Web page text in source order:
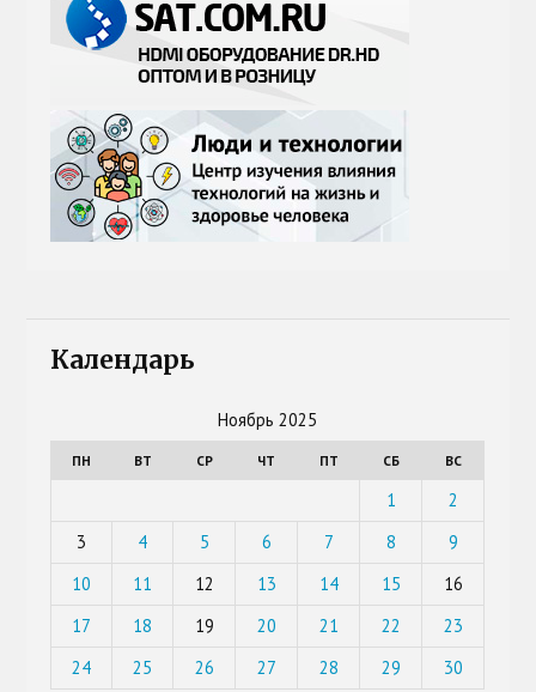
Календарь
Ноябрь 2025
ПН ВТ СР ЧТ ПТ СБ ВС
1
2
3
4 5 6 7 8
9
10
11 12 13 14 15
16
17
18 19 20 21 22
23
24
25 26 27 28 29 30